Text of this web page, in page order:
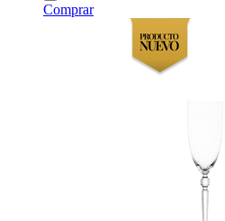
Comprar